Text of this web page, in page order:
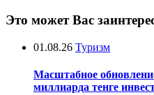
Это может Вас
01.08.26 Туризм
Масштабное
миллиарда тенге